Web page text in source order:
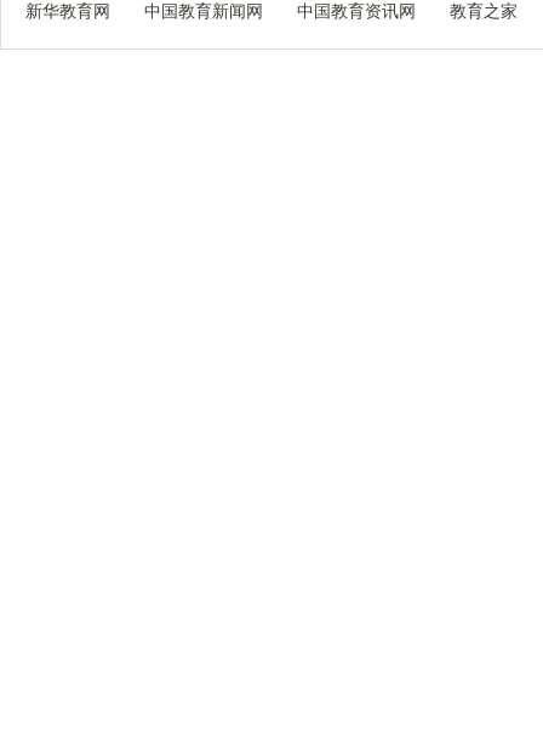
新华教育网 中国教育新闻网 中国教育资讯网 教育之家